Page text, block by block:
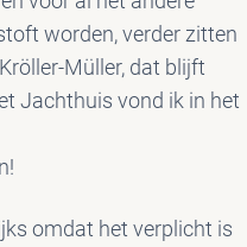
worden, verder zitten
Müller, dat blijft
Jachthuis vond ik in het
omdat het verplicht is